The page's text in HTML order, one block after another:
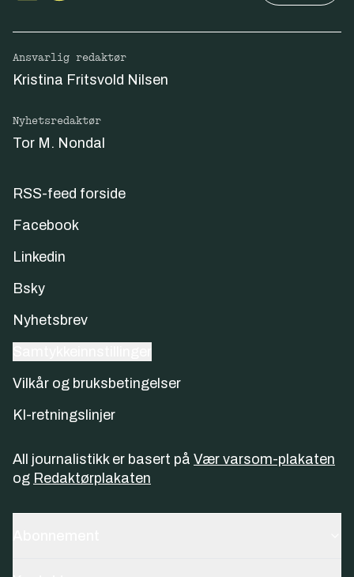
Ansvarlig redaktør
Kristina Fritsvold Nilsen
Nyhetsredaktør
Tor M. Nondal
RSS-feed forside
Facebook
Linkedin
Bsky
Nyhetsbrev
Vilkår og bruksbetingelser
KI-retningslinjer
All journalistikk er basert på Vær varsom-plakaten
og Redaktørplakaten